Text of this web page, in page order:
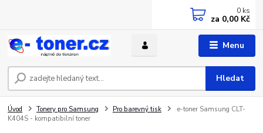
Menu
Hledat
0 ks
za 0,00 Kč
Úvod Tonery pro Samsung Pro barevný tisk
e-toner Samsung CLT-
K404S - kompatibilní toner